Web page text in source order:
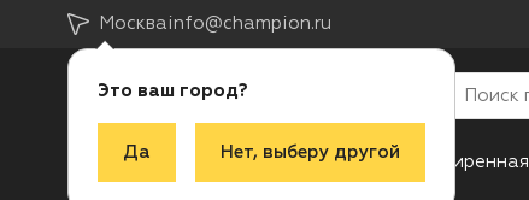
Москва
Это ваш город?
Да Нет, выберу другой
info@champion.ru
Каталог Акции Новинки